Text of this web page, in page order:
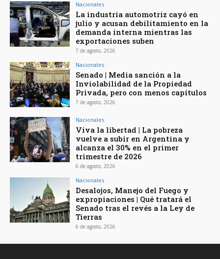
Nacionales
La industria automotriz cayó en
julio y acusan debilitamiento en la
demanda interna mientras las
exportaciones suben
7 de agosto, 2026
Nacionales
Senado | Media sanción a la
Inviolabilidad de la Propiedad
Privada, pero con menos capítulos
7 de agosto, 2026
Nacionales
Viva la libertad | La pobreza
vuelve a subir en Argentina y
alcanza el 30% en el primer
trimestre de 2026
6 de agosto, 2026
Nacionales
Desalojos, Manejo del Fuego y
expropiaciones | Qué tratará el
Senado tras el revés a la Ley de
Tierras
6 de agosto, 2026